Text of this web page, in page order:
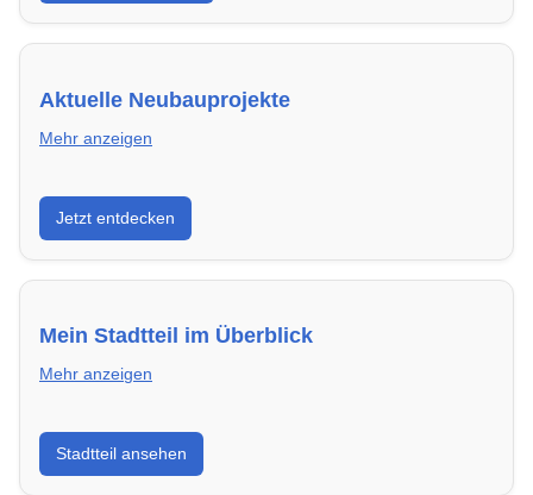
Aktuelle Neubauprojekte
Mehr anzeigen
Entdecke Neubauprojekte in Hamm – modern,
energieeffizient und sofort bezugsfertig.
Jetzt entdecken
Mein Stadtteil im Überblick
Mehr anzeigen
Erfahre mehr über deinen Stadtteil in Hamm:
Lebensqualität, Verkehrsanbindung, Schulen,
Freizeitmöglichkeiten und Mietpreise.
Stadtteil ansehen